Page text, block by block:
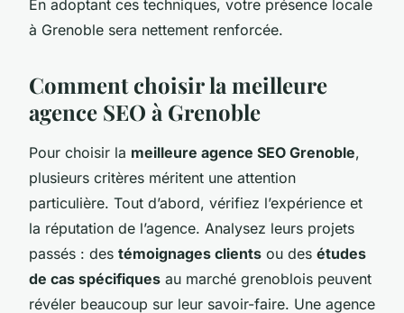
En adoptant ces techniques, votre présence locale
à Grenoble sera nettement renforcée.
Comment choisir la meilleure
agence SEO à Grenoble
Pour choisir la meilleure agence SEO Grenoble,
plusieurs critères méritent une attention
particulière. Tout d’abord, vérifiez l’expérience et
la réputation de l’agence. Analysez leurs projets
passés : des témoignages clients ou des études
de cas spécifiques au marché grenoblois peuvent
révéler beaucoup sur leur savoir-faire. Une agence